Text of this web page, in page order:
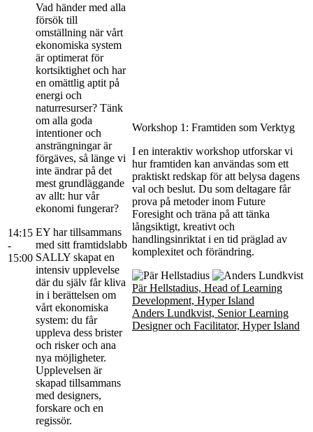
14:15
-
15:00
Vad händer med alla
försök till
omställning när vårt
ekonomiska system
är optimerat för
kortsiktighet och har
en omättlig aptit på
energi och
naturresurser? Tänk
om alla goda
intentioner och
ansträngningar är
förgäves, så länge vi
inte ändrar på det
mest grundläggande
av allt: hur vår
ekonomi fungerar?
EY har tillsammans
med sitt framtidslabb
SALLY skapat en
intensiv upplevelse
där du själv får kliva
in i berättelsen om
vårt ekonomiska
system: du får
uppleva dess brister
och risker och ana
nya möjligheter.
Upplevelsen är
skapad tillsammans
med designers,
forskare och en
regissör.
Workshop 1: Framtiden som Verktyg
I en interaktiv workshop utforskar vi
hur framtiden kan användas som ett
praktiskt redskap för att belysa dagens
val och beslut. Du som deltagare får
prova på metoder inom Future
Foresight och träna på att tänka
långsiktigt, kreativt och
handlingsinriktat i en tid präglad av
komplexitet och förändring.
Pär Hellstadius, Head of Learning
Development, Hyper Island
Anders Lundkvist, Senior Learning
Designer och Facilitator, Hyper Island